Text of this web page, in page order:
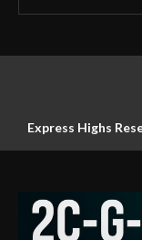
Express Highs